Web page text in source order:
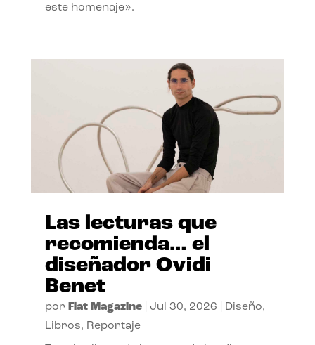
este homenaje».
Las lecturas que
recomienda… el
diseñador Ovidi
Benet
por Flat Magazine| Jul 30, 2026 Diseño,
Libros, Reportaje